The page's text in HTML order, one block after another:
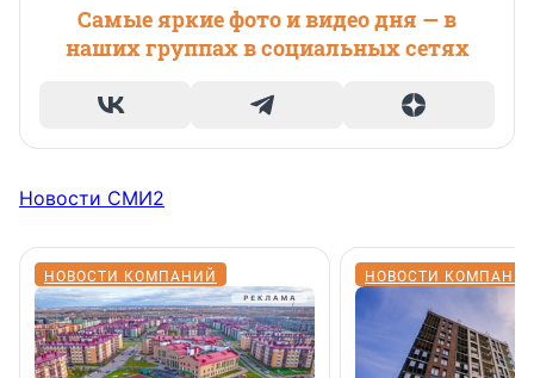
Самые яркие фото и видео дня — в
наших группах в социальных сетях
Новости СМИ2
НОВОСТИ КОМПАНИЙ НОВОСТИ